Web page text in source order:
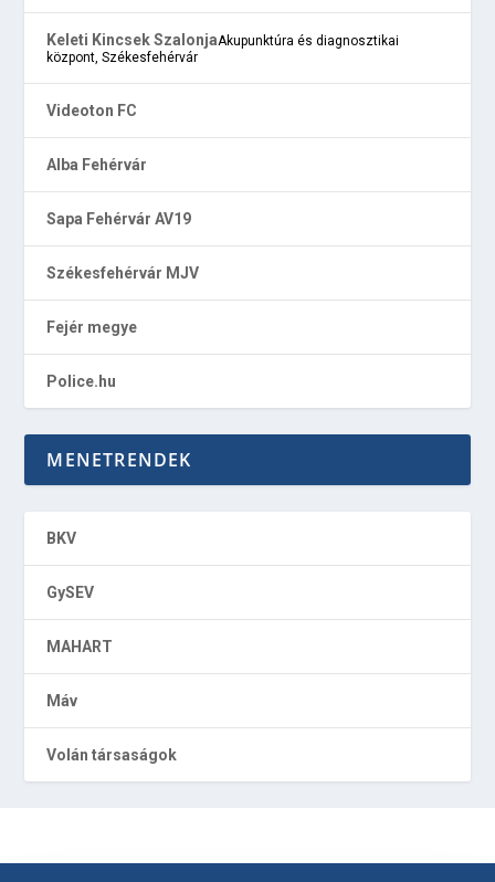
Keleti Kincsek SzalonjaAkupunktúra és diagnosztikai
központ, Székesfehérvár
Videoton FC
Alba Fehérvár
Sapa Fehérvár AV19
Székesfehérvár MJV
Fejér megye
Police.hu
MENETRENDEK
BKV
GySEV
MAHART
Máv
Volán társaságok